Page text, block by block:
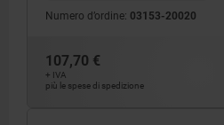
Numero d’ordine: 03153-20020
107,70 €
+ IVA
più le spese di spedizione